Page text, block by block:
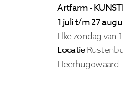
Artfarm -
1 juli t/m 27
Elke zondag van
Locatie
Heerhugowaard